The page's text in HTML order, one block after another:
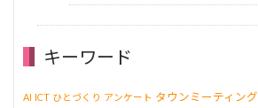
キーワード
AI ICT ひとづくり アンケート タウンミーティング